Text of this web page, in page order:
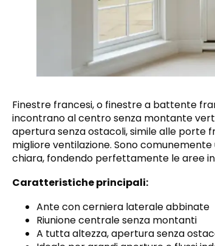
Finestre francesi, o finestre a battente
incontrano al centro senza montante
apertura senza ostacoli, simile alle porte
migliore ventilazione. Sono
chiara, fondendo perfettamente le aree
Caratteristiche principali:
Ante con cerniera laterale abbinate
Riunione centrale senza montanti
A tutta altezza, apertura senza